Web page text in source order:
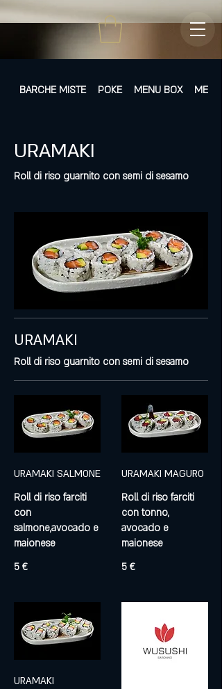
BARCHE MISTE POKE MENU BOX MENÙ
URAMAKI
Roll di riso guarnito con semi di sesamo
URAMAKI
Roll di riso guarnito con semi di sesamo
URAMAKI SALMONE
Roll di riso farciti
con
salmone,avocado e
5 €
URAMAKI MAGURO
Roll di riso farciti
con tonno,
avocado e
maionese
5 €
URAMAKI